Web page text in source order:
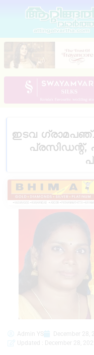
ഇടവ
Admin YS December 28,
Updated : December 28,